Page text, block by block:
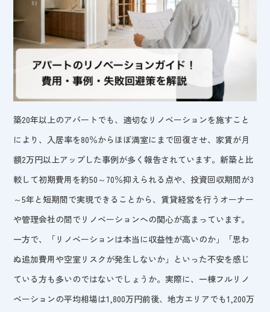
築20年以上のアパートでも、適切なリノベーションを施すこと
により、入居率を80％からほぼ満室にまで回復させ、家賃が月
額2万円以上アップした事例が多く報告されています。新築と比
較して初期費用を約50～70％抑えられる点や、投資回収期間が3
～5年と短期間で実現できることから、賃貸経営を行うオーナー
や管理会社の間でリノベーションへの関心が高まっています。
一方で、「リノベーションは本当に収益性が高いのか」「思わ
ぬ追加費用や空室リスクが発生しないか」といった不安を感じ
ている方も多いのではないでしょうか。実際に、一棟フルリノ
ベーションの平均相場は1,800万円前後、地方エリアでも1,200万